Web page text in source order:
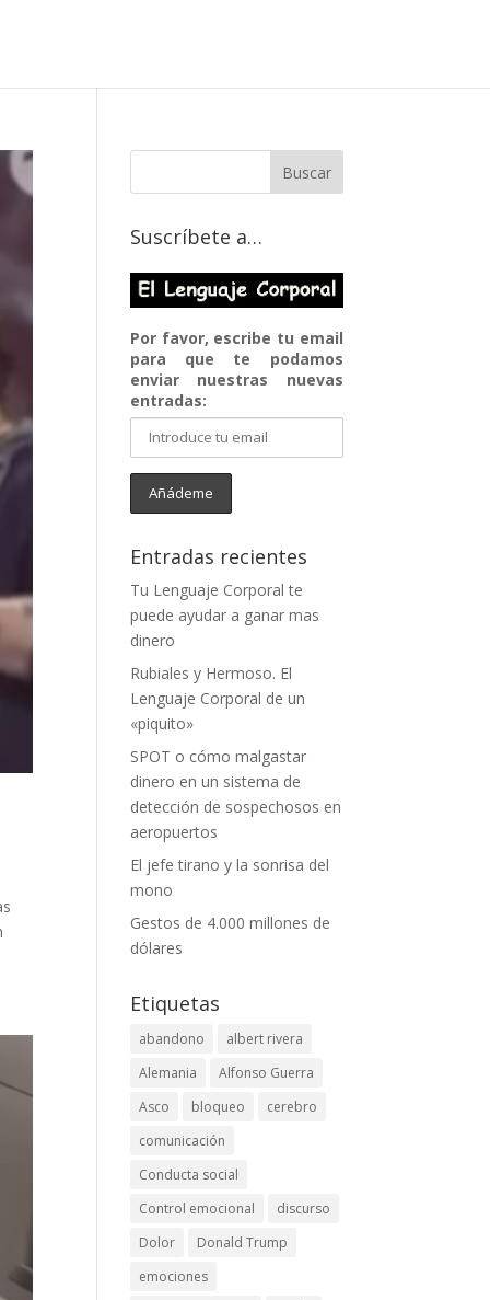
Suscríbete a…
Por favor, escribe tu email
para que te podamos
enviar nuestras nuevas
entradas:
Entradas recientes
Tu Lenguaje Corporal te
puede ayudar a ganar mas
dinero
Rubiales y Hermoso. El
Lenguaje Corporal de un
«piquito»
SPOT o cómo malgastar
dinero en un sistema de
detección de sospechosos en
aeropuertos
El jefe tirano y la sonrisa del
mono
Gestos de 4.000 millones de
dólares
Etiquetas
abandono
albert rivera
Alemania
Alfonso Guerra
Asco
bloqueo
cerebro
comunicación
Conducta social
Control emocional
discurso
Dolor
Donald Trump
emociones